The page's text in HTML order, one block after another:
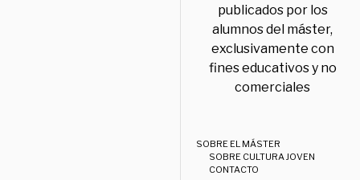
publicados por los
alumnos del máster,
exclusivamente con
fines educativos y no
comerciales
SOBRE EL MÁSTER
SOBRE CULTURA JOVEN
CONTACTO